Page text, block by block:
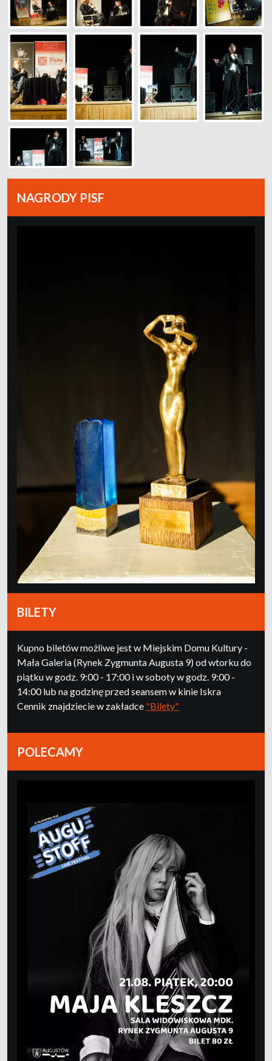
NAGRODY PISF
BILETY
Kupno biletów możliwe jest w Miejskim Domu Kultury -
Mała Galeria (Rynek Zygmunta Augusta 9) od wtorku do
piątku w godz. 9:00 - 17:00 i w soboty w godz. 9:00 -
14:00 lub na godzinę przed seansem w kinie Iskra
Cennik znajdziecie w zakładce "Bilety"
POLECAMY